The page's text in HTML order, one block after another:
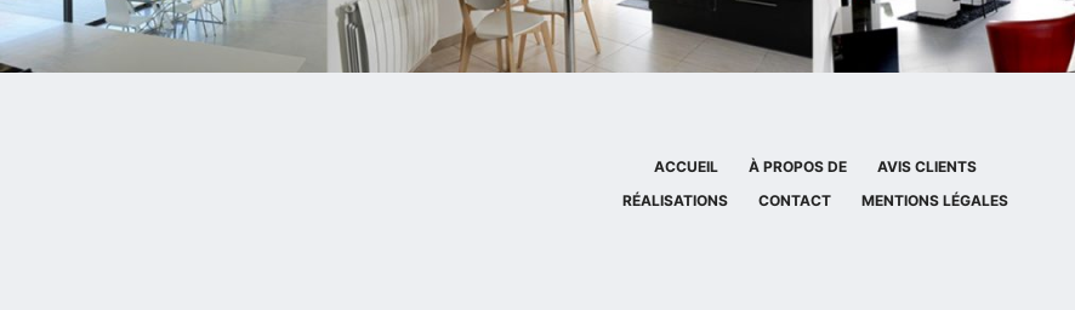
ACCUEIL À PROPOS DE
AVIS CLIENTS
RÉALISATIONS
CONTACT MENTIONS LÉGALES